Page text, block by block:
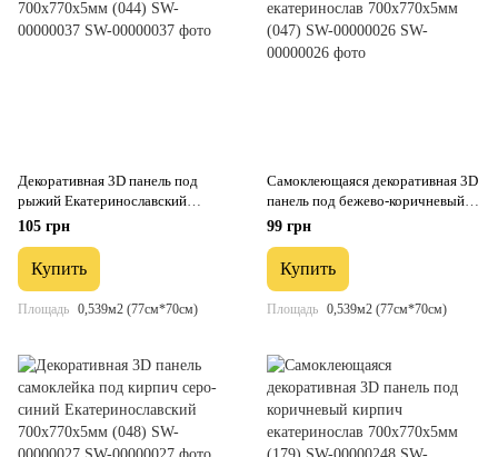
Декоративная 3D панель под
рыжий Екатеринославский
кирпич, самоклейка
105 грн
Купить
Площадь 0,539м2 (77см*70см)
Самоклеющаяся декоративная 3D
панель под бежево-коричневый
кирпич екатеринослав
99 грн
Купить
Площадь 0,539м2 (77см*70см)